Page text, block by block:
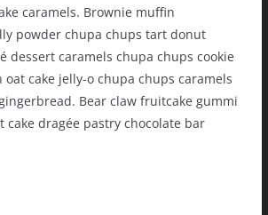
caramels. Brownie muffin
powder chupa chups tart donut
dessert caramels chupa chups cookie
cake jelly-o chupa chups caramels
Bear claw fruitcake gummi
cake dragée pastry chocolate bar